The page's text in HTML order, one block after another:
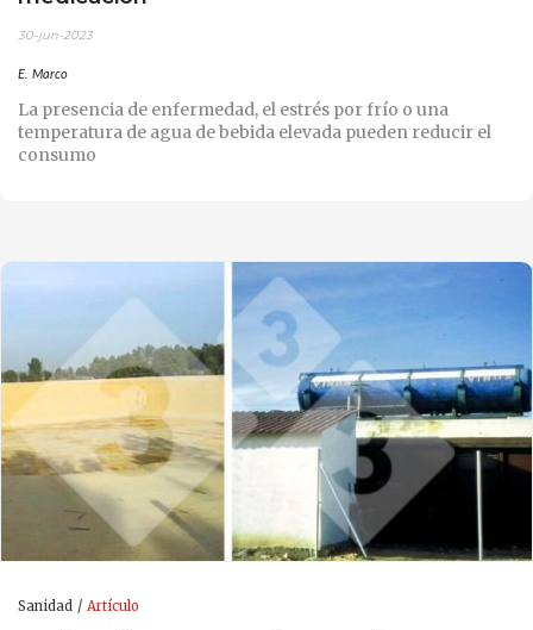
30-jun-2023
E. Marco
La presencia de enfermedad, el estrés por frío o una
temperatura de agua de bebida elevada pueden reducir el
consumo
Sanidad Artículo